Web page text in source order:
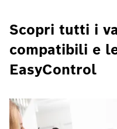
Scopri tutti i
compatibili e
EasyControl